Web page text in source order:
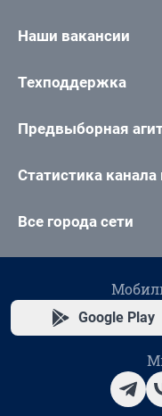
Наши вакансии
Техподдержка
Предвыборная
Статистика канала
Все города сети
Google Play